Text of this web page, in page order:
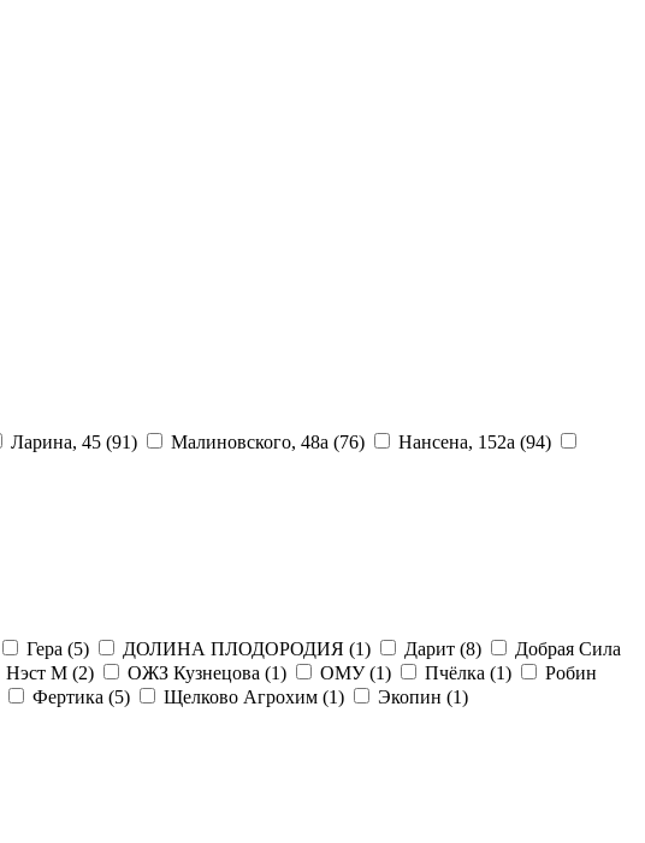
Ларина, 45 (91) Малиновского, 48а (76) Нансена, 152а (94)
Гера (5) ДОЛИНА ПЛОДОРОДИЯ (1) Дарит (8)
Добрая Сила
Нэст М (2) ОЖЗ Кузнецова (1) ОМУ(1) Пчёлка (1)
Робин
Фертика (5) Щелково Агрохим (1) Экопин (1)